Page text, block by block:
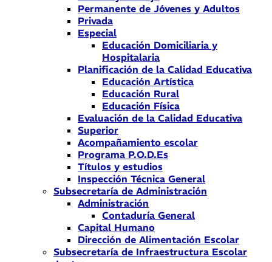
Permanente de Jóvenes y Adultos
Privada
Especial
Educación Domiciliaria y
Hospitalaria
Planificación de la Calidad Educativa
Educación Artística
Educación Rural
Educación Física
Evaluación de la Calidad Educativa
Superior
Acompañamiento escolar
Programa P.O.D.Es
Títulos y estudios
Inspección Técnica General
Subsecretaría de Administración
Administración
Contaduría General
Capital Humano
Dirección de Alimentación Escolar
Subsecretaría de Infraestructura Escolar